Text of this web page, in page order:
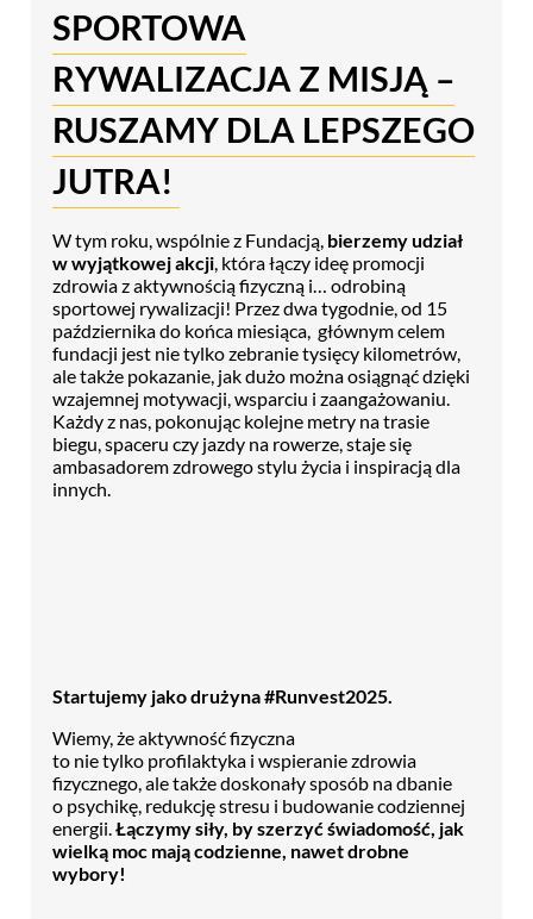
SPORTOWA
RYWALIZACJA Z MISJĄ –
RUSZAMY DLA LEPSZEGO
JUTRA!
W tym roku, wspólnie z Fundacją, bierzemy udział
w wyjątkowej akcji, która łączy ideę promocji
zdrowia z aktywnością fizyczną i… odrobiną
sportowej rywalizacji! Przez dwa tygodnie, od 15
października do końca miesiąca, głównym celem
fundacji jest nie tylko zebranie tysięcy kilometrów,
ale także pokazanie, jak dużo można osiągnąć dzięki
wzajemnej motywacji, wsparciu i zaangażowaniu.
Każdy z nas, pokonując kolejne metry na trasie
biegu, spaceru czy jazdy na rowerze, staje się
ambasadorem zdrowego stylu życia i inspiracją dla
innych.
Startujemy jako drużyna #Runvest2025.
Wiemy, że aktywność fizyczna
to nie tylko profilaktyka i wspieranie zdrowia
fizycznego, ale także doskonały sposób na dbanie
o psychikę, redukcję stresu i budowanie codziennej
energii.Łączymy siły, by szerzyć świadomość, jak
wielką moc mają codzienne, nawet drobne
wybory!